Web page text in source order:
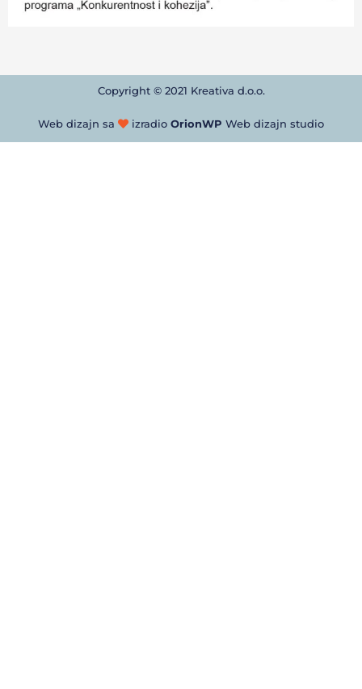
Copyright © 2021 Kreativa d.o.o.
Web dizajn sa izradio OrionWP Web dizajn studio